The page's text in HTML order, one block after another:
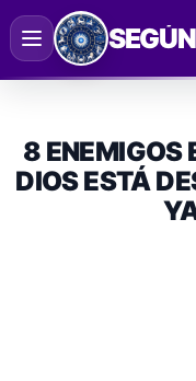
Saltar
al
contenido
8 ENEMIGOS
DIOS ESTÁ